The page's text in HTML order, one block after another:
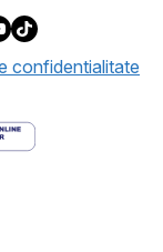
confidentialitate